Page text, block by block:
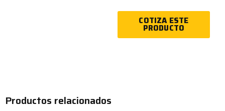
COTIZA ESTE
PRODUCTO
Productos relacionados